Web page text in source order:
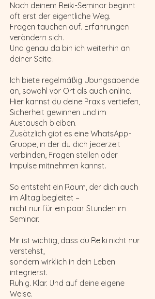
Nach deinem Reiki-Seminar beginnt
oft erst der eigentliche Weg.
Fragen tauchen auf. Erfahrungen
verändern sich.
Und genau da bin ich weiterhin an
deiner Seite.
Ich biete regelmäßig Übungsabende
an, sowohl vor Ort als auch online.
Hier kannst du deine Praxis vertiefen,
Sicherheit gewinnen und im
Austausch bleiben.
Zusätzlich gibt es eine WhatsApp-
Gruppe, in der du dich jederzeit
verbinden, Fragen stellen oder
Impulse mitnehmen kannst.
So entsteht ein Raum, der dich auch
im Alltag begleitet –
nicht nur für ein paar Stunden im
Seminar.
Mir ist wichtig, dass du Reiki nicht nur
verstehst,
sondern wirklich in dein Leben
integrierst.
Ruhig. Klar. Und auf deine eigene
Weise.